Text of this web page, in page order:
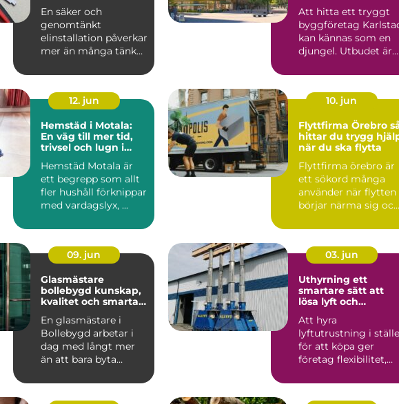
En säker och
genomtänkt
elinstallation påverkar
mer än många tänker
lampor oc...
Att hitta ett tryggt
byggföretag
kan kännas som en
djungel. Utbudet är
12. jun
Hemstäd i Motala:
En väg till mer tid,
trivsel och lugn i
Hemstäd Motala är
ett begrepp som allt
fler hushåll förknippar
med vardagslyx, ...
10. jun
Flyttfirma Örebro så
hittar du trygg
när du ska flytta
Flyttfirma örebro är
ett sökord många
använder när flytten
börjar närma sig och
M...
09. jun
Glasmästare
bollebygd kunskap,
kvalitet och smarta
En glasmästare i
Bollebygd arbetar i
dag med långt mer
än att bara byta
För må...
03. jun
Uthyrning ett
smartare sätt att
lösa lyft och
Att hyra
lyftutrustning i
för att köpa ger
företag flexibilitet,
kontr...